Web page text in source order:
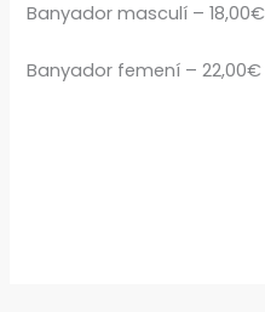
Banyador masculí – 18,00€
Banyador femení – 22,00€